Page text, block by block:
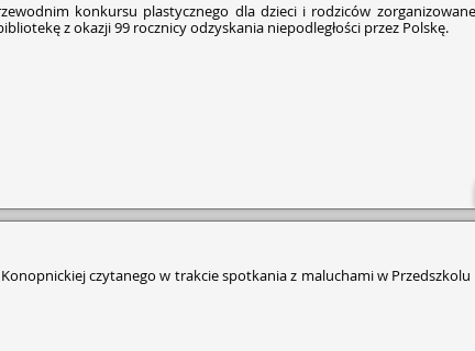
konkursu plastycznego dla dzieci i rodziców
z okazji 99 rocznicy odzyskania niepodległości przez Polskę.
czytanego w trakcie spotkania z maluchami w Przedszkolu